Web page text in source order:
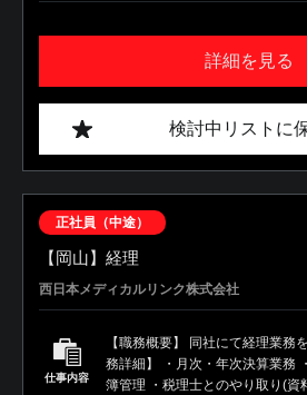
詳細を見る
検討中リストに
正社員（中途）
【岡山】経理
西日本メディカルリンク株式会社
仕事内容
【職務概要】 同社にて経理業務
務詳細】 ・月次・年次決算業務
簿管理 ・税理士とのやり取り(資